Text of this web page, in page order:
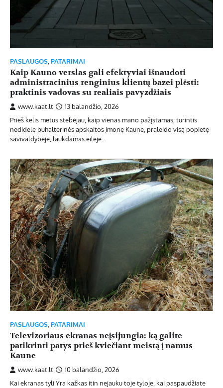
PASLAUGOS, PATARIMAI
Kaip Kauno verslas gali efektyviai išnaudoti
administracinius renginius klientų bazei plėsti:
praktinis vadovas su realiais pavyzdžiais
www.kaat.lt
13 balandžio, 2026
Prieš kelis metus stebėjau, kaip vienas mano pažįstamas, turintis
nedidelę buhalterinės apskaitos įmonę Kaune, praleido visą popietę
savivaldybėje, laukdamas eilėje…
PASLAUGOS, PATARIMAI
Televizoriaus ekranas neįsijungia: ką galite
patikrinti patys prieš kviečiant meistą į namus
Kaune
www.kaat.lt
10 balandžio, 2026
Kai ekranas tyli Yra kažkas itin nejauku toje tyloje, kai paspaudžiate